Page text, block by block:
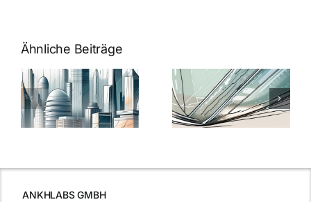
Ähnliche Beiträge
5 Gründe,
warum
Nanoversiegelung
auf Glas
7
Expertentipps
für maximale
ANKHLABS GMBH